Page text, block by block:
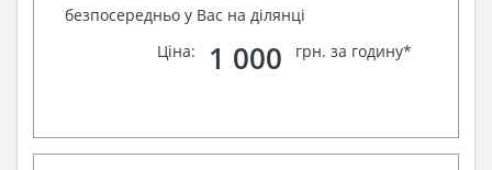
безпосередньо у Вас на ділянці
Ціна:
1 000 грн. за годину*